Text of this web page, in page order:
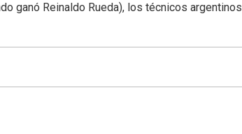
ganó Reinaldo Rueda), los técnicos argentinos